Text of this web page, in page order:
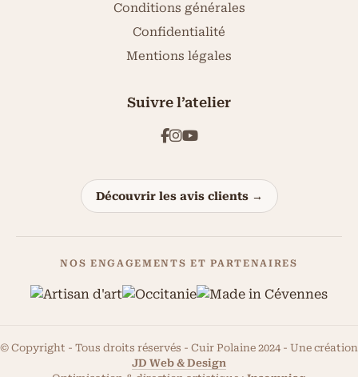
Conditions générales
Confidentialité
Mentions légales
Suivre l’atelier
Découvrir les avis clients →
NOS ENGAGEMENTS ET PARTENAIRES
© Copyright - Tous droits réservés - Cuir Polaine 2024 - Une création
JD Web & Design